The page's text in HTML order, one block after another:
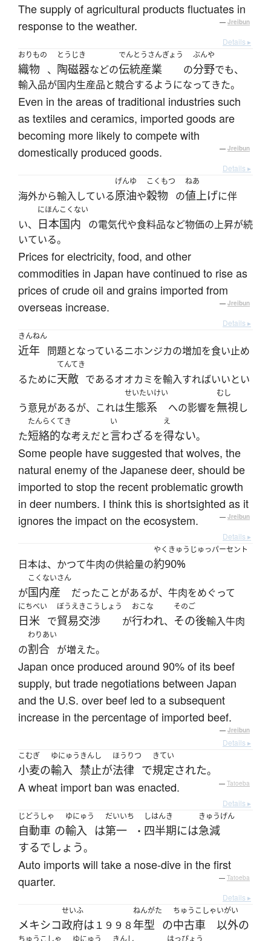
The supply of agricultural products fluctuates in
response to the weather.
— Jreibun
Details ▸
おりもの
織物 、
とうじき
陶磁器などの
でんとうさんぎょう
伝統産業 の
ぶんや
分野でも、
輸入品が国内生産品と競合するようになってきた。
Even in the areas of traditional industries such
as textiles and ceramics, imported goods are
becoming more likely to compete with
domestically produced goods.
— Jreibun
Details ▸
海外から輸入している
げんゆ
原油や
こくもつ
穀物 の
ねあ
値上げに伴
い、
にほんこくない
日本国内
の電気代や食料品など物価の上昇が続
いている。
Prices for electricity, food, and other
commodities in Japan have continued to rise as
prices of crude oil and grains imported from
overseas increase.
— Jreibun
Details ▸
きんねん
近年 問題となっているニホンジカの増加を食い止め
るために
てんてき
天敵 であるオオカミを輸入すればいいとい
う意見があるが、これは
せいたいけい
生態系 への影響を
むし
無視し
た
たんらくてき
短絡的な考えだと
い
言わざるを
え
得ない。
Some people have suggested that wolves, the
natural enemy of the Japanese deer, should be
imported to stop the recent problematic growth
in deer numbers. I think this is shortsighted as it
ignores the impact on the ecosystem.
— Jreibun
Details ▸
日本は、かつて牛肉の供給量の
やくきゅうじゅっパーセント
約90%
が
こくないさん
国内産 だったことがあるが、牛肉をめぐって
にちべい
日米 で
ぼうえきこうしょう
貿易交渉 が
おこな
行われ、
そのご
その後輸入牛肉
の
わりあい
割合 が増えた。
Japan once produced around 90% of its beef
supply, but trade negotiations between Japan
and the U.S. over beef led to a subsequent
increase in the percentage of imported beef.
— Jreibun
Details ▸
こむぎ
小麦の
ゆにゅう
輸入
きんし
禁止が
ほうりつ
法律 で
きてい
規定された。
A wheat import ban was enacted. — Tatoeba
Details ▸
じどうしゃ
自動車 の
ゆにゅう
輸入 は
だいいち
第一 ・
しはんき
四半期には
きゅうげん
急減
するでしょう。
Auto imports will take a nose-dive in the first
quarter.
— Tatoeba
Details ▸
メキシコ
せいふ
政府は １９９８
ねんがた
年型 の
ちゅうこしゃ
中古車
いがい
以外の
ちゅうこしゃ ゆにゅう きんし はっぴょう